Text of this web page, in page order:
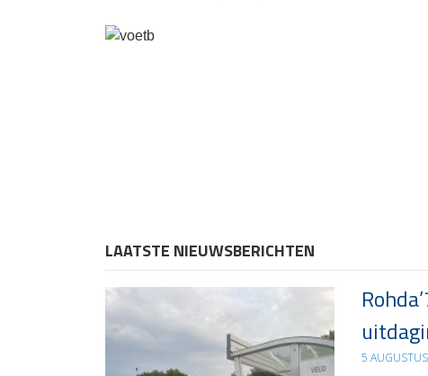
LAATSTE NIEUWSBERICHTEN
5